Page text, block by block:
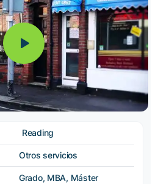
Reading
Otros servicios
Grado, MBA, Máster